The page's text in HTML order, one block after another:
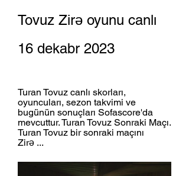
Tovuz Zirə oyunu canlı
16 dekabr 2023
Turan Tovuz canlı skorları,
oyuncuları, sezon takvimi ve
bugünün sonuçları Sofascore'da
mevcuttur. Turan Tovuz Sonraki Maçı.
Turan Tovuz bir sonraki maçını
Zirə ...